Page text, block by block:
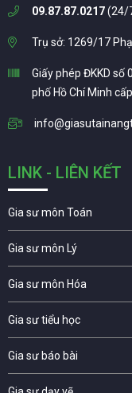
09.87.87.0217(24/
Trụ sở: 1269/17
Giấy phép ĐKKD
phố Hồ Chí Minh cấp
LINK - LIÊN KẾT
Gia sư môn Toán
Gia sư môn Lý
Gia sư môn Hóa
Gia sư tiểu học
Gia sư báo bài